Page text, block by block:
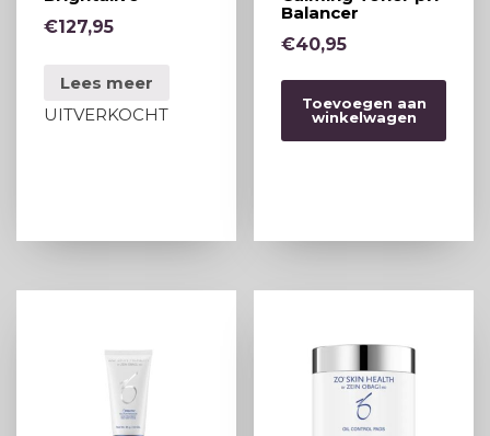
€127,95
Lees meer
UITVERKOCHT
Balancer
€40,95
Toevoegen aan
winkelwagen